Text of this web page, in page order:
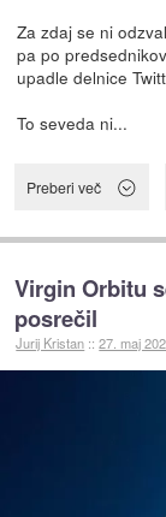
Za zdaj se ni
pa po
upadle delnice
To seveda ni...
Preberi več
Virgin Orbitu
posrečil
Jurij Kristan ::27. maj